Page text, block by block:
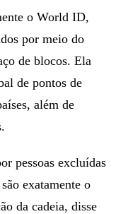
o World ID,
por meio do
de blocos. Ela
de pontos de
além de
pessoas excluídas
exatamente o
da cadeia, disse